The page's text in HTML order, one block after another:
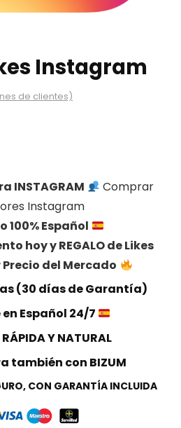
Instagram
de clientes)
INSTAGRAM
Comprar
Instagram
100% Español
hoy y REGALO de Likes
Precio del Mercado
(30 días de Garantía)
Español 24/7
Y NATURAL
también con BIZUM
CON GARANTÍA INCLUIDA